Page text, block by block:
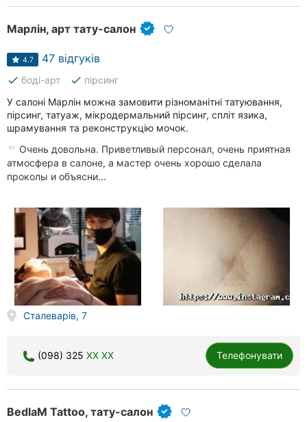
Суми
Івано-
Франківськ
Ужгород
Марлін, арт тату-салон
4.7 47 відгуків
done боді-арт done пірсинг
У салоні Марлін можна замовити різноманітні татуювання,
пірсинг, татуаж, мікродермальний пірсинг, спліт язика,
шрамування та реконструкцію мочок.
Очень довольна. Приветливый персонал, очень приятная
атмосфера в салоне, а мастер очень хорошо сделала
проколы и объясни...
Сталеварів, 7
(098) 325 XX XX Телефонувати
BedlaM Tattoo, тату-салон